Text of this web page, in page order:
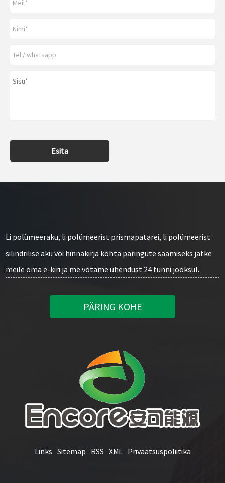
Esita
Li polümeeraku, li polümeerist prismapatarei, li polümeerist
silindrilise aku või hinnakirja kohta päringute saamiseks jätke
meile oma e-kiri ja me võtame ühendust 24 tunni jooksul.
PÄRING KOHE
Links Sitemap RSS XML Privaatsuspoliitika